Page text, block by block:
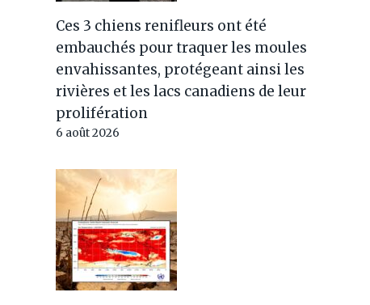
Ces 3 chiens renifleurs ont été
embauchés pour traquer les moules
envahissantes, protégeant ainsi les
rivières et les lacs canadiens de leur
prolifération
6 août 2026